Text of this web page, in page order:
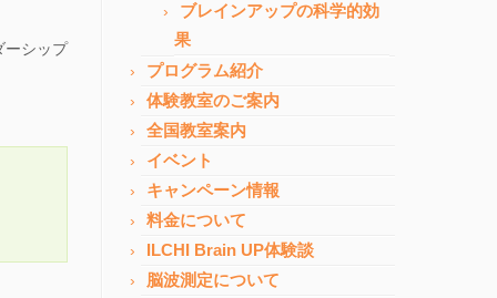
ーシップ
ブレインアップの科学的効
果
プログラム紹介
体験教室のご案内
全国教室案内
イベント
キャンペーン情報
料金について
ILCHI Brain UP体験談
脳波測定について